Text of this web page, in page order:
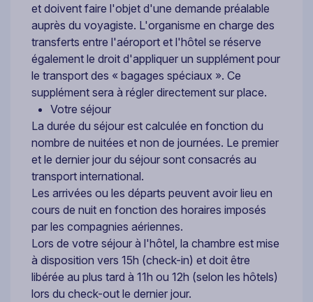
et doivent faire l'objet d'une demande préalable
auprès du voyagiste. L'organisme en charge des
transferts entre l'aéroport et l'hôtel se réserve
également le droit d'appliquer un supplément pour
le transport des « bagages spéciaux ». Ce
supplément sera à régler directement sur place.
Votre séjour
La durée du séjour est calculée en fonction du
nombre de nuitées et non de journées. Le premier
et le dernier jour du séjour sont consacrés au
transport international.
Les arrivées ou les départs peuvent avoir lieu en
cours de nuit en fonction des horaires imposés
par les compagnies aériennes.
Lors de votre séjour à l'hôtel, la chambre est mise
à disposition vers 15h (check-in) et doit être
libérée au plus tard à 11h ou 12h (selon les hôtels)
lors du check-out le dernier jour.